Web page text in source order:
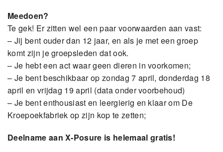
Meedoen?
Te gek! Er zitten wel een paar voorwaarden aan vast:
– Jij bent ouder dan 12 jaar, en als je met een groep
komt zijn je groepsleden dat ook.
– Je hebt een act waar geen dieren in voorkomen;
– Je bent beschikbaar op zondag 7 april, donderdag 18
april en vrijdag 19 april (data onder voorbehoud)
– Je bent enthousiast en leergierig en klaar om De
Kroepoekfabriek op zijn kop te zetten;
Deelname aan X-Posure is helemaal gratis!